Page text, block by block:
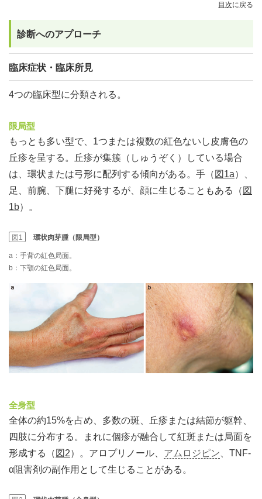
目次に戻る
診断へのアプローチ
臨床症状・臨床所見
4つの臨床型に分類される。
限局型
もっとも多い型で、1つまたは複数の紅色ないし皮膚色の
丘疹を呈する。丘疹が集簇（しゅうぞく）している場合
は、環状または弓形に配列する傾向がある。手（ 図1a）、
足、前腕、下腿に好発するが、顔に生じることもある（ 図
1b）。
図1 環状肉芽腫（限局型）
a：手背の紅色局面。
b：下顎の紅色局面。
全身型
全体の約15%を占め、多数の斑、丘疹または結節が躯幹、
四肢に分布する。まれに個疹が融合して紅斑または局面を
形成する（ 図2）。アロプリノール、 アムロジピン 、TNF-
α阻害剤の副作用として生じることがある。